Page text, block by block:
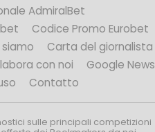
AdmiralBet
Codice Promo Eurobet
siamo
Carta del giornalista
con noi
Google News
Contatto
sulle principali competizioni